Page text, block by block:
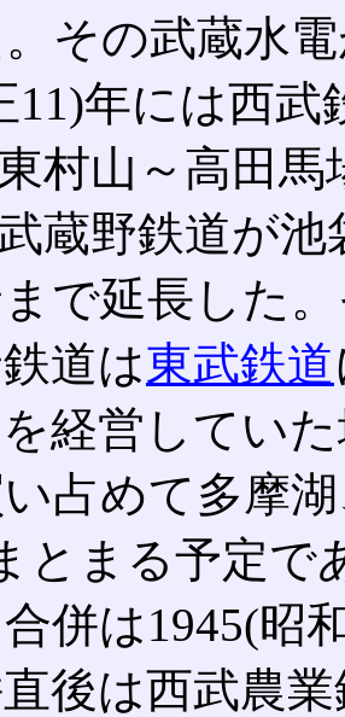
その武蔵水
11)年には西
村山～高田
蔵野鉄道が
で延長した
道は東武鉄道
経営してい
占めて多摩
とまる予定で
併は1945(昭
後は西武農